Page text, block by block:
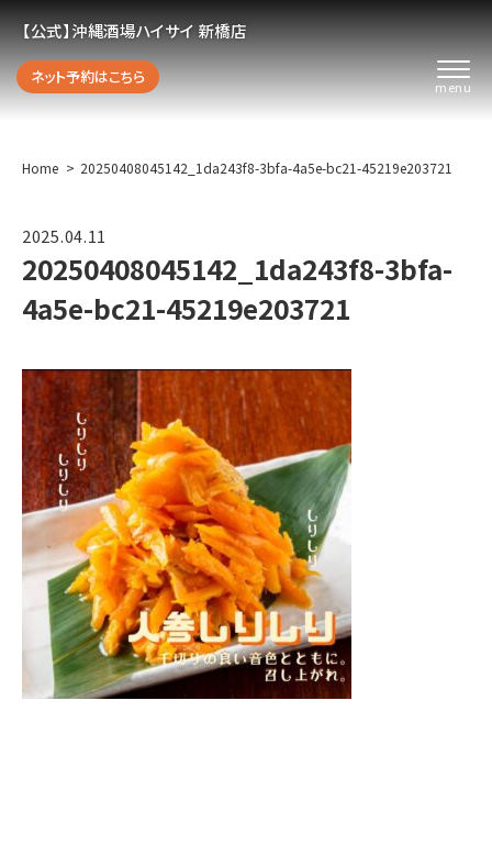
【公式】沖縄酒場ハイサイ 新橋店
ネット予約はこちら
Home 20250408045142_1da243f8-3bfa-4a5e-bc21-45219e203721
2025.04.11
20250408045142_1da243f8-3bfa-
4a5e-bc21-45219e203721